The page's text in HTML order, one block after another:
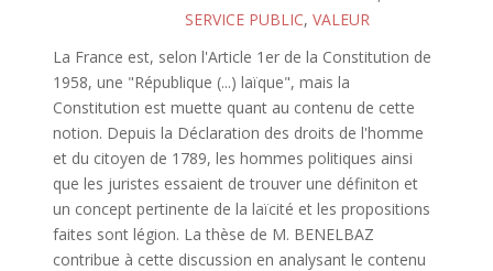
SERVICE PUBLIC, VALEUR
La France est, selon l'Article 1er de la Constitution de
1958, une "République (...) laïque", mais la
Constitution est muette quant au contenu de cette
notion. Depuis la Déclaration des droits de l'homme
et du citoyen de 1789, les hommes politiques ainsi
que les juristes essaient de trouver une définiton et
un concept pertinente de la laïcité et les propositions
faites sont légion. La thèse de M. BENELBAZ
contribue à cette discussion en analysant le contenu